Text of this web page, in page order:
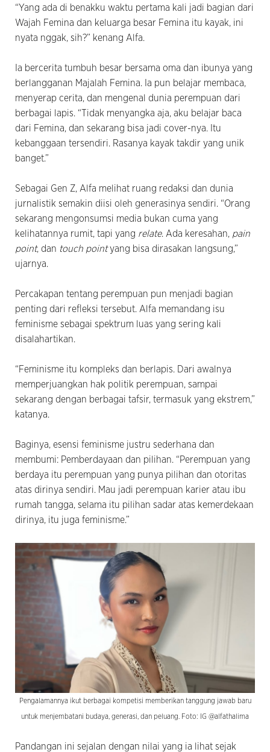
“Yang ada di benakku waktu pertama kali jadi bagian dari
Wajah Femina dan keluarga besar Femina itu kayak, ini
nyata nggak, sih?” kenang Alfa.
Ia bercerita tumbuh besar bersama oma dan ibunya yang
berlangganan Majalah Femina. Ia pun belajar membaca,
menyerap cerita, dan mengenal dunia perempuan dari
berbagai lapis. “Tidak menyangka aja, aku belajar baca
dari Femina, dan sekarang bisa jadi cover-nya. Itu
kebanggaan tersendiri. Rasanya kayak takdir yang unik
banget.”
Sebagai Gen Z, Alfa melihat ruang redaksi dan dunia
jurnalistik semakin diisi oleh generasinya sendiri. “Orang
sekarang mengonsumsi media bukan cuma yang
kelihatannya rumit, tapi yang relate. Ada keresahan, pain
point, dan touch pointyang bisa dirasakan langsung,”
ujarnya.
Percakapan tentang perempuan pun menjadi bagian
penting dari refleksi tersebut. Alfa memandang isu
feminisme sebagai spektrum luas yang sering kali
disalahartikan.
“Feminisme itu kompleks dan berlapis. Dari awalnya
memperjuangkan hak politik perempuan, sampai
sekarang dengan berbagai tafsir, termasuk yang ekstrem,”
katanya.
Baginya, esensi feminisme justru sederhana dan
membumi: Pemberdayaan dan pilihan. “Perempuan yang
berdaya itu perempuan yang punya pilihan dan otoritas
atas dirinya sendiri. Mau jadi perempuan karier atau ibu
rumah tangga, selama itu pilihan sadar atas kemerdekaan
dirinya, itu juga feminisme.”
Pengalamannya ikut berbagai kompetisi memberikan tanggung jawab baru
untuk menjembatani budaya, generasi, dan peluang. Foto: IG @alfathalima
Pandangan ini sejalan dengan nilai yang ia lihat sejak